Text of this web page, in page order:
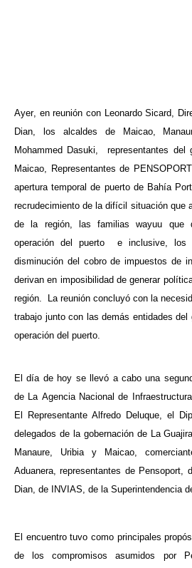
Ayer, en reunión con Leonardo Sicard,
Dian, los alcaldes de Maicao,
Mohammed Dasuki, representantes del
Maicao, Representantes de
apertura temporal de puerto de Bahía
recrudecimiento de la difícil situación que
de la región, las familias wayuu que
operación del puerto e inclusive,
disminución del cobro de impuestos de
derivan en imposibilidad de generar
región. La reunión concluyó con la
trabajo junto con las demás entidades del
operación del puerto.
El día de hoy se llevó a cabo una
de La Agencia Nacional de
El Representante Alfredo Deluque, el
delegados de la gobernación de La
Manaure, Uribia y Maicao,
Aduanera, representantes de Pensoport,
Dian, de INVIAS, de la Superintendencia
El encuentro tuvo como principales
de los compromisos asumidos por